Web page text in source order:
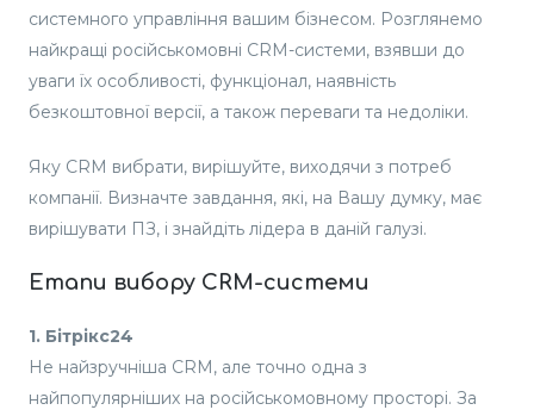
системного управління вашим бізнесом. Розглянемо
найкращі російськомовні CRM-системи, взявши до
уваги їх особливості, функціонал, наявність
безкоштовної версії, а також переваги та недоліки.
Яку CRM вибрати, вирішуйте, виходячи з потреб
компанії. Визначте завдання, які, на Вашу думку, має
вирішувати ПЗ, і знайдіть лідера в даній галузі.
Етапи вибору CRM-системи
1. Бітрікс24
Не найзручніша CRM, але точно одна з
найпопулярніших на російськомовному просторі. За